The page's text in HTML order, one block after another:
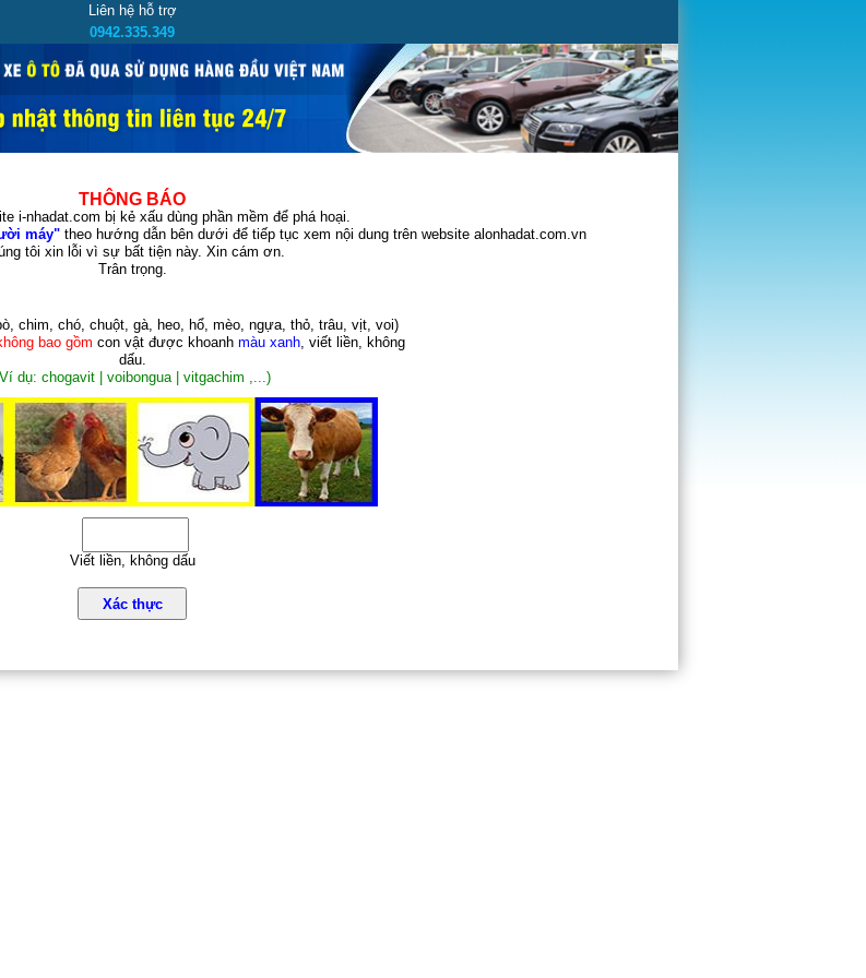
Liên hệ hỗ trợ
0942.335.349
THÔNG BÁO
i-nhadat.com bị kẻ xấu dùng phần mềm để phá hoại.
máy"theo hướng dẫn bên dưới để tiếp tục xem nội dung trên website alonhadat.com.vn
tôi xin lỗi vì sự bất tiện này. Xin cám ơn.
Trân trọng.
chim, chó, chuột, gà, heo, hổ, mèo, ngựa, thỏ, trâu, vịt, voi)
bao gồm con vật được khoanh màu xanh, viết liền, không
dấu.
dụ: chogavit | voibongua | vitgachim ,...)
Viết liền, không dấu
Xác thực